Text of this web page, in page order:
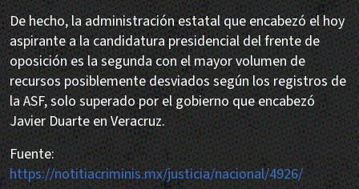
De hecho, la administración estatal que encabezó el hoy
aspirante a la candidatura presidencial del frente de
oposición es la segunda con el mayor volumen de
recursos posiblemente desviados según los registros de
la ASF, solo superado por el gobierno que encabezó
Javier Duarte en Veracruz.
Fuente:
https://notitiacriminis.mx/justicia/nacional/4926/